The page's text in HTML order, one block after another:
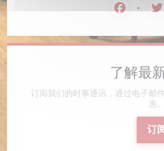
了解最
订阅我们的时事通讯，通过电子邮
惠。
订